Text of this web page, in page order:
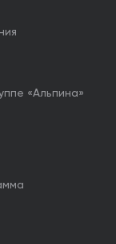
«Альпина»